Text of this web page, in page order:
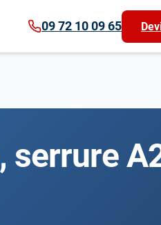
09 72 10 09 65
serrure